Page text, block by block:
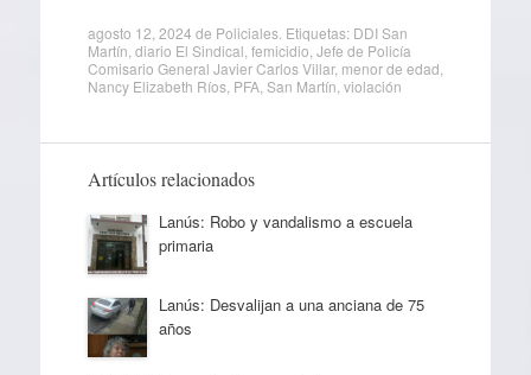
agosto 12, 2024 de Policiales. Etiquetas: DDI San
Martín diario El Sindical femicidio Jefe de Policía
Comisario General Javier Carlos Villar, menor de edad
Nancy Elizabeth Ríos, PFA, San Martín violación
Artículos relacionados
Lanús: Robo y vandalismo a escuela
primaria
Lanús: Desvalijan a una anciana de 75
años